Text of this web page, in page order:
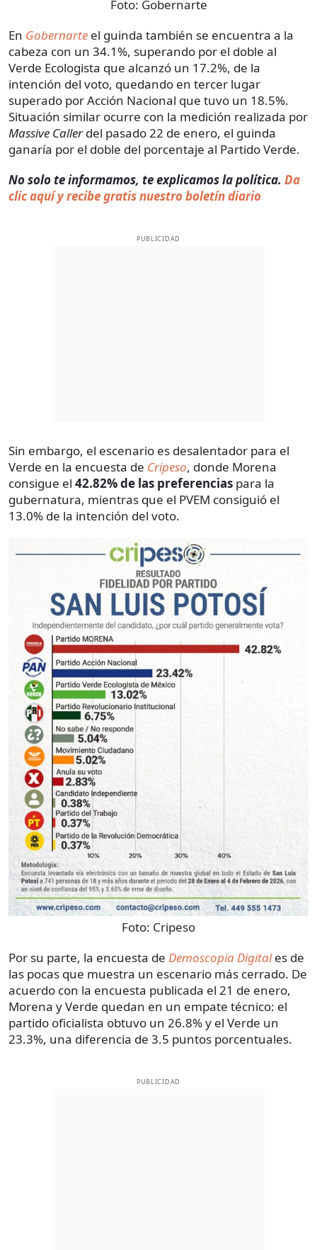
Foto: Gobernarte
En Gobernarte el guinda también se encuentra a la
cabeza con un 34.1%, superando por el doble al
Verde Ecologista que alcanzó un 17.2%, de la
intención del voto, quedando en tercer lugar
superado por Acción Nacional que tuvo un 18.5%.
Situación similar ocurre con la medición realizada por
Massive Callerdel pasado 22 de enero, el guinda
ganaría por el doble del porcentaje al Partido Verde.
No solo te informamos, te explicamos la política. Da
clic aquí y recibe gratis nuestro boletín diario
PUBLICIDAD
Sin embargo, el escenario es desalentador para el
Verde en la encuesta de Cripeso, donde Morena
consigue el 42.82% de las preferencias para la
gubernatura, mientras que el PVEM consiguió el
13.0% de la intención del voto.
Foto: Cripeso
Por su parte, la encuesta de Demoscopia Digitales de
las pocas que muestra un escenario más cerrado. De
acuerdo con la encuesta publicada el 21 de enero,
Morena y Verde quedan en un empate técnico: el
partido oficialista obtuvo un 26.8% y el Verde un
23.3%, una diferencia de 3.5 puntos porcentuales.
PUBLICIDAD